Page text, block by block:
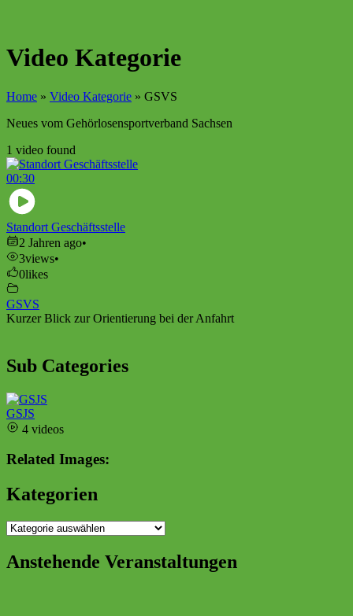
Video Kategorie
Home » Video Kategorie » GSVS
Neues vom Gehörlosensportverband Sachsen
1 video found
00:30
Standort Geschäftsstelle
2 Jahren ago•
3views•
0likes
GSVS
Kurzer Blick zur Orientierung bei der Anfahrt
Sub Categories
GSJS
4 videos
Related Images:
Kategorien
Kategorien
Anstehende Veranstaltungen